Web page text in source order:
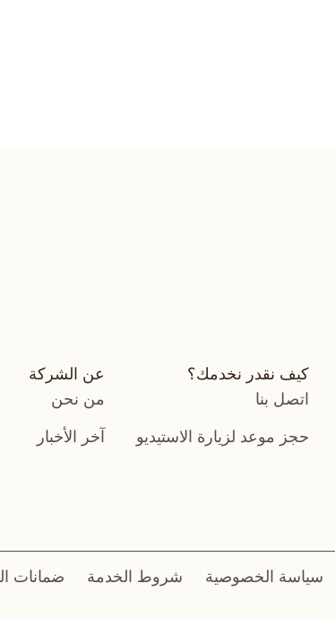
كيف نقدر نخدمك؟
اتصل بنا
حجز موعد لزيارة الاستيديو
عن الشركة
من نحن
آخر الأخبار
سياسة الخصوصية شروط الخدمة ضمانات